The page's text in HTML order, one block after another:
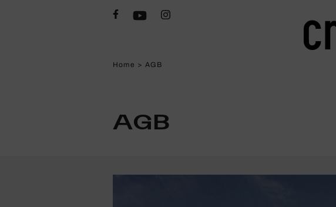
Home > AGB
AGB